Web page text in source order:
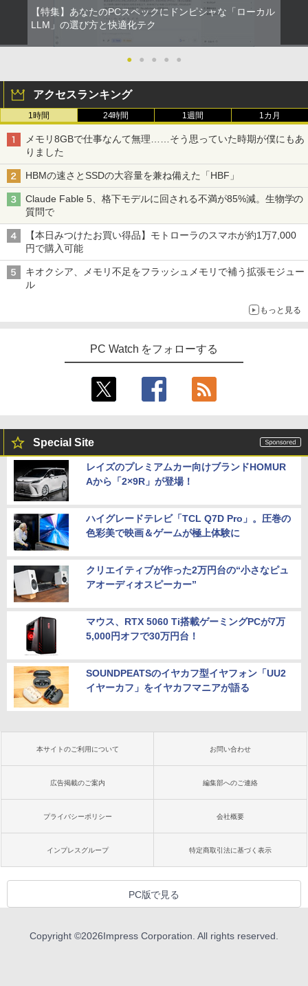
【特集】あなたのPCスペックにドンピシャな「ローカル
LLM」の選び方と快適化テク
● ● ● ● ●
アクセスランキング
1時間 24時間 1週間 1カ月
メモリ8GBで仕事なんて無理……そう思っていた時期が僕にもあ
りました
HBMの速さとSSDの大容量を兼ね備えた「HBF」
Claude Fable 5、格下モデルに回される不満が85%減。生物学の
質問で
【本日みつけたお買い得品】モトローラのスマホが約1万7,000
円で購入可能
キオクシア、メモリ不足をフラッシュメモリで補う拡張モジュー
ル
もっと見る
PC Watch をフォローする
Special Site
レイズのプレミアムカー向けブランドHOMUR
Aから「2×9R」が登場！
ハイグレードテレビ「TCL Q7D Pro」。圧巻の
色彩美で映画＆ゲームが極上体験に
クリエイティブが作った2万円台の“小さなピュ
アオーディオスピーカー”
マウス、RTX 5060 Ti搭載ゲーミングPCが7万
5,000円オフで30万円台！
SOUNDPEATSのイヤカフ型イヤフォン「UU2
イヤーカフ」をイヤカフマニアが語る
本サイトのご利用について お問い合わせ
広告掲載のご案内 編集部へのご連絡
プライバシーポリシー 会社概要
インプレスグループ 特定商取引法に基づく表示
PC版で見る
Copyright ©2026Impress Corporation. All rights reserved.